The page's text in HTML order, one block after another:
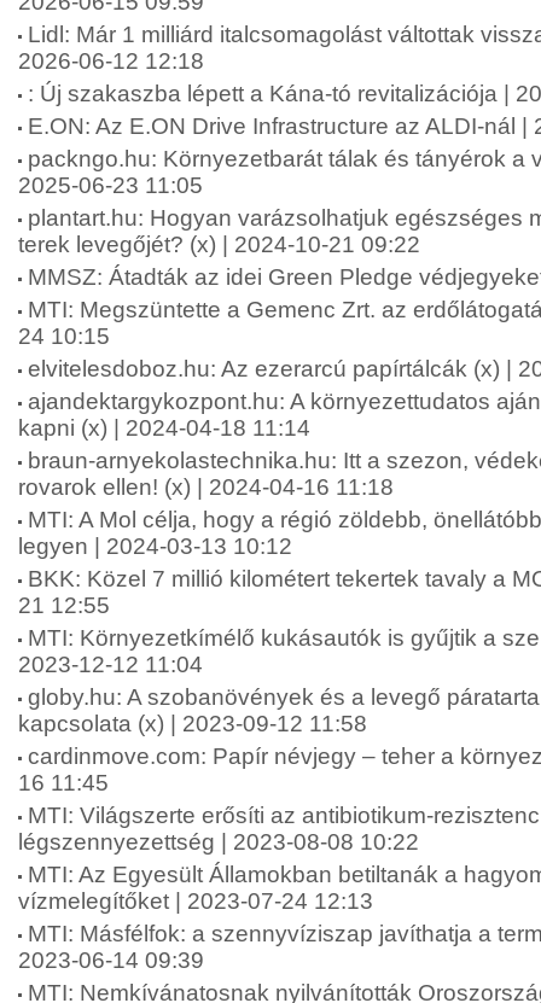
Lidl: Már 1 milliárd italcsomagolást váltottak
2026-06-12 12:18
: Új szakaszba lépett a Kána-tó revitalizációja |
E.ON: Az E.ON Drive Infrastructure az ALDI-nál |
packngo.hu: Környezetbarát tálak és tányérok a
2025-06-23 11:05
plantart.hu: Hogyan varázsolhatjuk egészséges
terek levegőjét? (x) | 2024-10-21 09:22
MMSZ: Átadták az idei Green Pledge
MTI: Megszüntette a Gemenc Zrt. az
24 10:15
elvitelesdoboz.hu: Az ezerarcú papírtálcák (x) |
ajandektargykozpont.hu: A környezettudatos
kapni (x) | 2024-04-18 11:14
braun-arnyekolastechnika.hu: Itt a szezon,
rovarok ellen! (x) | 2024-04-16 11:18
MTI: A Mol célja, hogy a régió zöldebb,
legyen | 2024-03-13 10:12
BKK: Közel 7 millió kilométert tekertek tavaly a
21 12:55
MTI: Környezetkímélő kukásautók is gyűjtik a
2023-12-12 11:04
globy.hu: A szobanövények és a levegő
kapcsolata (x) | 2023-09-12 11:58
cardinmove.com: Papír névjegy – teher a
16 11:45
MTI: Világszerte erősíti az antibiotikum-
légszennyezettség | 2023-08-08 10:22
MTI: Az Egyesült Államokban betiltanák a
vízmelegítőket | 2023-07-24 12:13
MTI: Másfélfok: a szennyvíziszap javíthatja a
2023-06-14 09:39
MTI: Nemkívánatosnak nyilvánították